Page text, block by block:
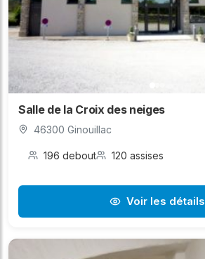
Salle de la Croix des neiges
46300 Ginouillac
196 debout 120 assises
Voir les détails